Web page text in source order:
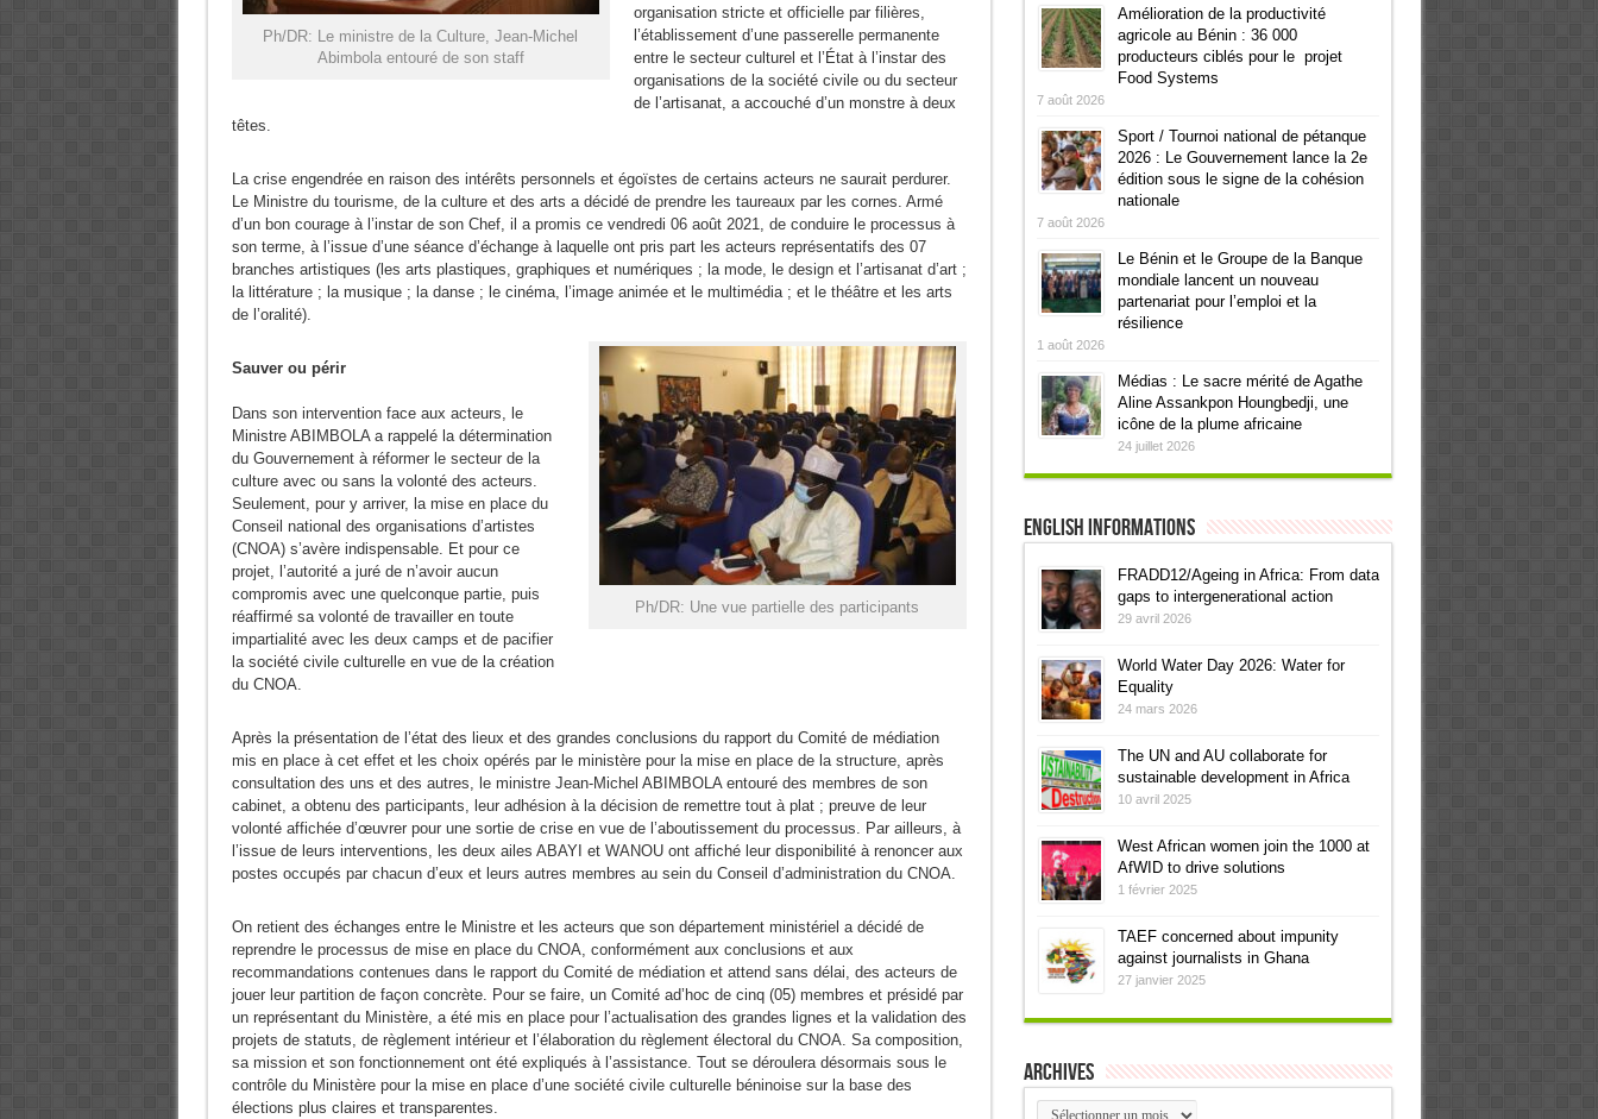
Ph/DR: Le ministre de la Culture, Jean-Michel
Abimbola entouré de son staff
organisation stricte et officielle par filières,
l’établissement d’une passerelle permanente
entre le secteur culturel et l’État à l’instar des
organisations de la société civile ou du secteur
de l’artisanat, a accouché d’un monstre à deux
têtes.
La crise engendrée en raison des intérêts personnels et égoïstes de certains acteurs ne saurait perdurer.
Le Ministre du tourisme, de la culture et des arts a décidé de prendre les taureaux par les cornes. Armé
d’un bon courage à l’instar de son Chef, il a promis ce vendredi 06 août 2021, de conduire le processus à
son terme, à l’issue d’une séance d’échange à laquelle ont pris part les acteurs représentatifs des 07
branches artistiques (les arts plastiques, graphiques et numériques ; la mode, le design et l’artisanat d’art ;
la littérature ; la musique ; la danse ; le cinéma, l’image animée et le multimédia ; et le théâtre et les arts
de l’oralité).
Ph/DR: Une vue partielle des participants
Sauver ou périr
Dans son intervention face aux acteurs, le
Ministre ABIMBOLA a rappelé la détermination
du Gouvernement à réformer le secteur de la
culture avec ou sans la volonté des acteurs.
Seulement, pour y arriver, la mise en place du
Conseil national des organisations d’artistes
(CNOA) s’avère indispensable. Et pour ce
projet, l’autorité a juré de n’avoir aucun
compromis avec une quelconque partie, puis
réaffirmé sa volonté de travailler en toute
impartialité avec les deux camps et de pacifier
la société civile culturelle en vue de la création
du CNOA.
Après la présentation de l’état des lieux et des grandes conclusions du rapport du Comité de médiation
mis en place à cet effet et les choix opérés par le ministère pour la mise en place de la structure, après
consultation des uns et des autres, le ministre Jean-Michel ABIMBOLA entouré des membres de son
cabinet, a obtenu des participants, leur adhésion à la décision de remettre tout à plat ; preuve de leur
volonté affichée d’œuvrer pour une sortie de crise en vue de l’aboutissement du processus. Par ailleurs, à
l’issue de leurs interventions, les deux ailes ABAYI et WANOU ont affiché leur disponibilité à renoncer aux
postes occupés par chacun d’eux et leurs autres membres au sein du Conseil d’administration du CNOA.
On retient des échanges entre le Ministre et les acteurs que son département ministériel a décidé de
reprendre le processus de mise en place du CNOA, conformément aux conclusions et aux
recommandations contenues dans le rapport du Comité de médiation et attend sans délai, des acteurs de
jouer leur partition de façon concrète. Pour se faire, un Comité ad’hoc de cinq (05) membres et présidé par
un représentant du Ministère, a été mis en place pour l’actualisation des grandes lignes et la validation des
projets de statuts, de règlement intérieur et l’élaboration du règlement électoral du CNOA. Sa composition,
sa mission et son fonctionnement ont été expliqués à l’assistance. Tout se déroulera désormais sous le
contrôle du Ministère pour la mise en place d’une société civile culturelle béninoise sur la base des
élections plus claires et transparentes.
Amélioration de la productivité
agricole au Bénin : 36 000
producteurs ciblés pour le projet
Food Systems
7 août 2026
Sport / Tournoi national de pétanque
2026 : Le Gouvernement lance la 2e
édition sous le signe de la cohésion
nationale
7 août 2026
Le Bénin et le Groupe de la Banque
mondiale lancent un nouveau
partenariat pour l’emploi et la
résilience
1 août 2026
Médias : Le sacre mérité de Agathe
Aline Assankpon Houngbedji, une
icône de la plume africaine
24 juillet 2026
English informations
FRADD12/Ageing in Africa: From data
gaps to intergenerational action
29 avril 2026
World Water Day 2026: Water for
Equality
24 mars 2026
The UN and AU collaborate for
sustainable development in Africa
10 avril 2025
West African women join the 1000 at
AfWID to drive solutions
1 février 2025
TAEF concerned about impunity
against journalists in Ghana
27 janvier 2025
Archives
Archives